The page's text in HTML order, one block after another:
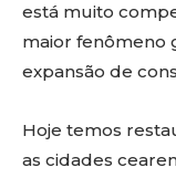
está muito
maior fenômeno
expansão de
Hoje temos
as cidades